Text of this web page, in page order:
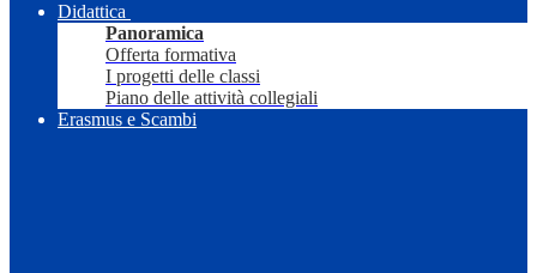
Didattica
Panoramica
Offerta formativa
I progetti delle classi
Piano delle attività collegiali
Erasmus e Scambi